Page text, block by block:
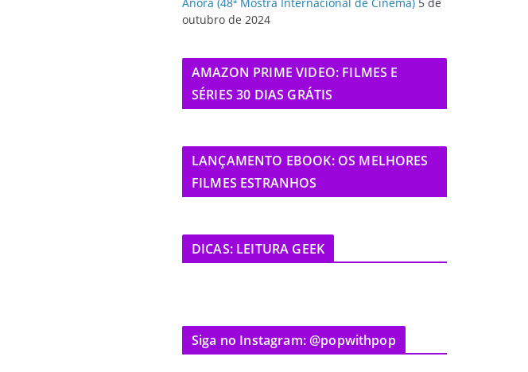
outubro de 2024
AMAZON PRIME VIDEO: FILMES E
SÉRIES 30 DIAS GRÁTIS
LANÇAMENTO EBOOK: OS MELHORES
FILMES ESTRANHOS
DICAS: LEITURA GEEK
Siga no Instagram: @popwithpop